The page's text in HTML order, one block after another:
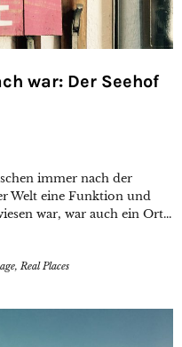
war: Der Seehof
immer nach der
Welt eine Funktion und
war, war auch ein Ort...
, Real Places